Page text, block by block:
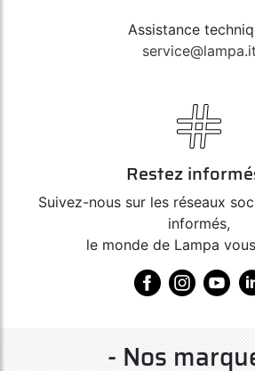
Assistance
service@lampa.it
Restez
Suivez-nous sur les réseaux
informés,
le monde de Lampa
- Nos